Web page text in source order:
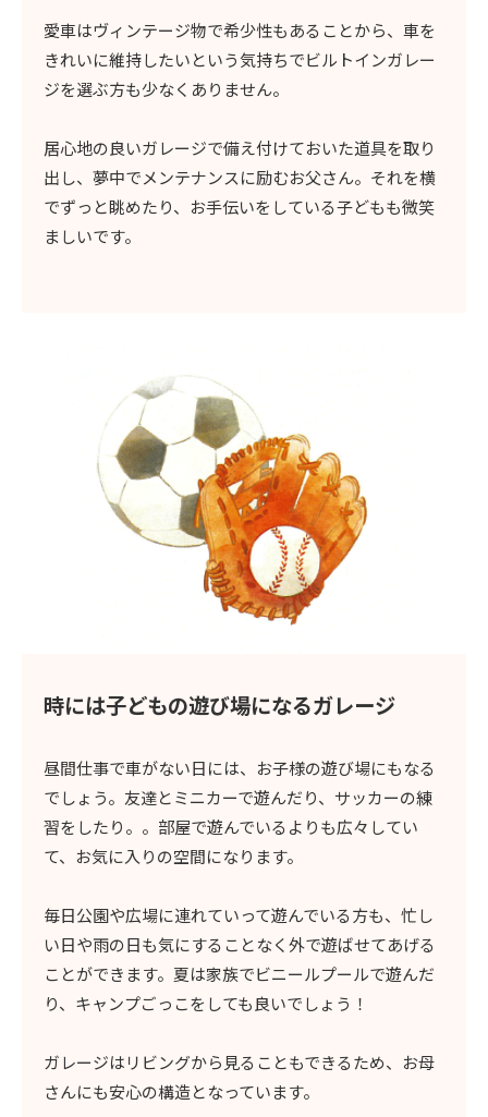
愛車はヴィンテージ物で希少性もあることから、車を
きれいに維持したいという気持ちでビルトインガレー
ジを選ぶ方も少なくありません。
居心地の良いガレージで備え付けておいた道具を取り
出し、夢中でメンテナンスに励むお父さん。それを横
でずっと眺めたり、お手伝いをしている子どもも微笑
ましいです。
時には子どもの遊び場になるガレージ
昼間仕事で車がない日には、お子様の遊び場にもなる
でしょう。友達とミニカーで遊んだり、サッカーの練
習をしたり。。部屋で遊んでいるよりも広々してい
て、お気に入りの空間になります。
毎日公園や広場に連れていって遊んでいる方も、忙し
い日や雨の日も気にすることなく外で遊ばせてあげる
ことができます。夏は家族でビニールプールで遊んだ
り、キャンプごっこをしても良いでしょう！
ガレージはリビングから見ることもできるため、お母
さんにも安心の構造となっています。